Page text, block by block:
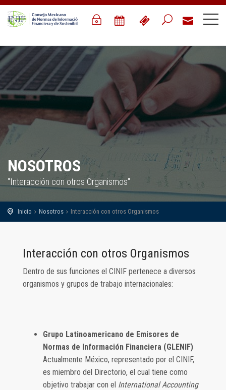
NOSOTROS
"Interacción con otros Organismos"
Inicio Nosotros Interacción con otros Organismos
Interacción con otros Organismos
Dentro de sus funciones el CINIF pertenece a diversos
organismos y grupos de trabajo internacionales:
Grupo Latinoamericano de Emisores de
Normas de Información Financiera (GLENIF)
Actualmente México, representado por el CINIF,
es miembro del Directorio, el cual tiene como
objetivo trabajar con el International Accounting